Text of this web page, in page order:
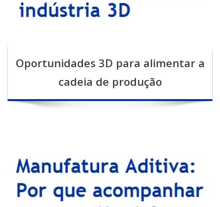
Oportunidades 3D para alimentar a
cadeia de produção